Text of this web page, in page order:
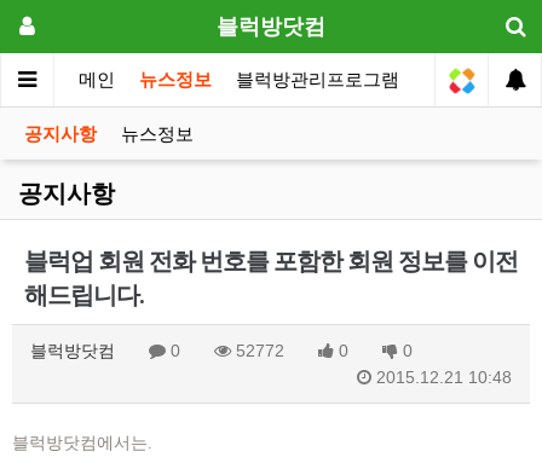
블럭방닷컴
메인 뉴스정보 블럭방관리프로그램 원장전용
공지사항 뉴스정보
공지사항
블럭업 회원 전화 번호를 포함한 회원 정보를 이전
해드립니다.
블럭방닷컴 0 52772 0
0
2015.12.21 10:48
블럭방닷컴에서는.